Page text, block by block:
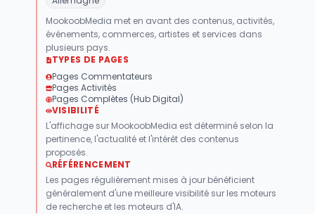
MookoobMedia met en avant des contenus, activités,
événements, commerces, artistes et services dans
plusieurs pays.
TYPES DE PAGES
Pages Commentateurs
Pages Activités
Pages Complètes (Hub Digital)
VISIBILITÉ
L'affichage sur MookoobMedia est déterminé selon la
pertinence, l'actualité et l'intérêt des contenus
proposés.
RÉFÉRENCEMENT
Les pages régulièrement mises à jour bénéficient
généralement d'une meilleure visibilité sur les moteurs
de recherche et les moteurs d'IA.